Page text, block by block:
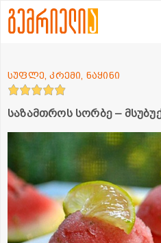
საზამთროს სორბე –
სუფლე, კრემი, ნაყინი